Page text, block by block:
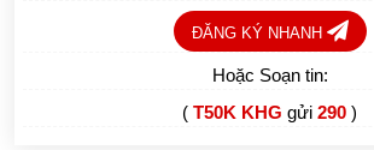
ĐĂNG KÝ NHANH
Hoặc Soạn tin:
(T50K KHGgửi290 )